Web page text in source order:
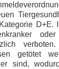
D+E.
verboten.
getötet
sind,